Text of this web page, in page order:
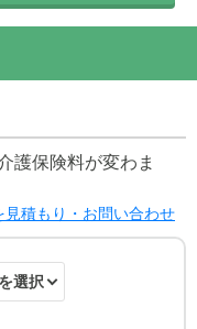
護保険料が変わま
見積もり・お問い合わせ